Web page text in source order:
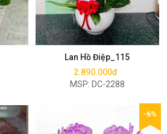
Lan Hồ Điệp_115
2.890.000đ
MSP: DC-2288
Mua ngay
-6%